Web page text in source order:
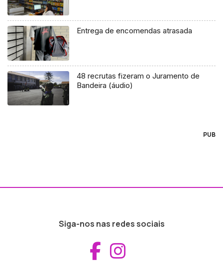
Entrega de encomendas atrasada
48 recrutas fizeram o Juramento de
Bandeira (áudio)
PUB
Siga-nos nas redes sociais
Aceder ao